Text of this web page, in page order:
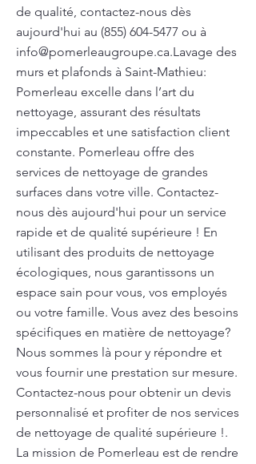
de qualité, contactez-nous dès
aujourd'hui au (855) 604-5477 ou à
info@pomerleaugroupe.ca.Lavage des
murs et plafonds à Saint-Mathieu:
Pomerleau excelle dans l’art du
nettoyage, assurant des résultats
impeccables et une satisfaction client
constante. Pomerleau offre des
services de nettoyage de grandes
surfaces dans votre ville. Contactez-
nous dès aujourd'hui pour un service
rapide et de qualité supérieure ! En
utilisant des produits de nettoyage
écologiques, nous garantissons un
espace sain pour vous, vos employés
ou votre famille. Vous avez des besoins
spécifiques en matière de nettoyage?
Nous sommes là pour y répondre et
vous fournir une prestation sur mesure.
Contactez-nous pour obtenir un devis
personnalisé et profiter de nos services
de nettoyage de qualité supérieure !.
La mission de Pomerleau est de rendre